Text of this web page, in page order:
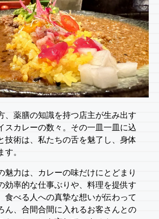
、薬膳の知識を持つ店主が生み出す
スカレーの数々。その一皿一皿に込
技術は、私たちの舌を魅了し、身体
す。
魅力は、カレーの味だけにとどまり
効率的な仕事ぶりや、料理を提供す
食べる人への真摯な想いが伝わって
ん、合間合間に入れるお客さんとの